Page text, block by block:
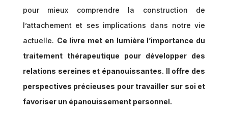
pour mieux comprendre la construction de
l’attachement et ses implications dans notre vie
actuelle. Ce livre met en lumière l’importance du
traitement thérapeutique pour développer des
relations sereines et épanouissantes. Il offre des
perspectives précieuses pour travailler sur soi et
favoriser un épanouissement personnel.